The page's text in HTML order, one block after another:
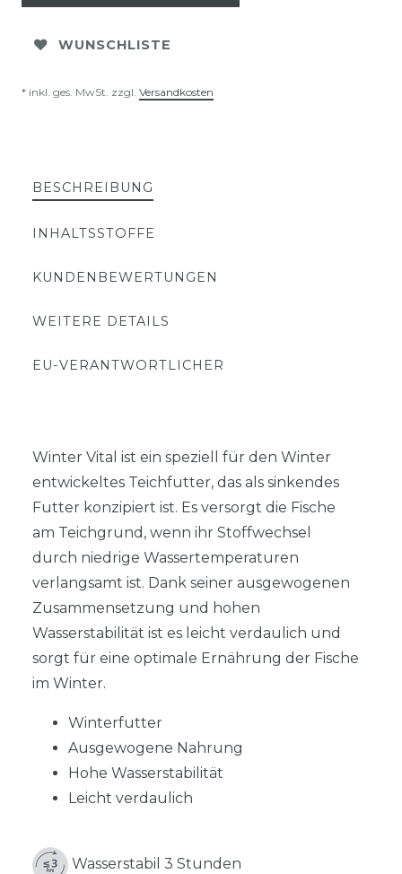
WUNSCHLISTE
* inkl. ges. MwSt. zzgl. Versandkosten
BESCHREIBUNG
INHALTSSTOFFE
KUNDENBEWERTUNGEN
WEITERE DETAILS
EU-VERANTWORTLICHER
Winter Vital ist ein speziell für den Winter
entwickeltes Teichfutter, das als sinkendes
Futter konzipiert ist. Es versorgt die Fische
am Teichgrund, wenn ihr Stoffwechsel
durch niedrige Wassertemperaturen
verlangsamt ist. Dank seiner ausgewogenen
Zusammensetzung und hohen
Wasserstabilität ist es leicht verdaulich und
sorgt für eine optimale Ernährung der Fische
im Winter.
Winterfutter
Ausgewogene Nahrung
Hohe Wasserstabilität
Leicht verdaulich
Wasserstabil 3 Stunden